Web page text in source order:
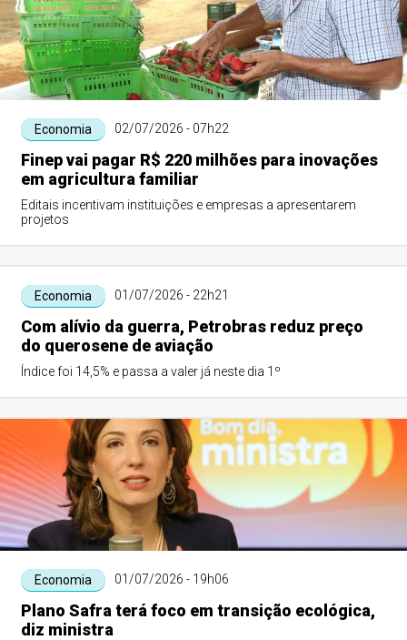
Economia 02/07/2026 - 07h22
Finep vai pagar R$ 220 milhões para inovações
em agricultura familiar
Editais incentivam instituições e empresas a apresentarem
projetos
Economia 01/07/2026 - 22h21
Com alívio da guerra, Petrobras reduz preço
do querosene de aviação
Índice foi 14,5% e passa a valer já neste dia 1º
Economia 01/07/2026 - 19h06
Plano Safra terá foco em transição ecológica,
diz ministra